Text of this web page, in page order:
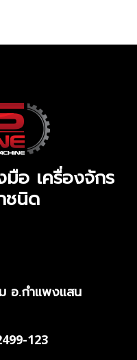
อ เครื่องจักร
ชนิด
อ.กำแพงแสน
123